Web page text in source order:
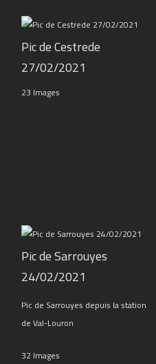
Pic de Cestrede
27/02/2021
23 Images
Pic de Sarrouyes
24/02/2021
Pic de Sarrouyes depuis la station
de Val-Louron
32 Images